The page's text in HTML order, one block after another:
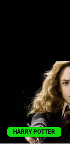
HARRY POTTER